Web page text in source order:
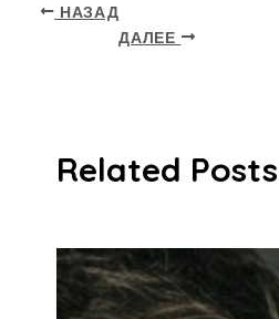
НАЗАД
ДАЛЕЕ
Related Posts